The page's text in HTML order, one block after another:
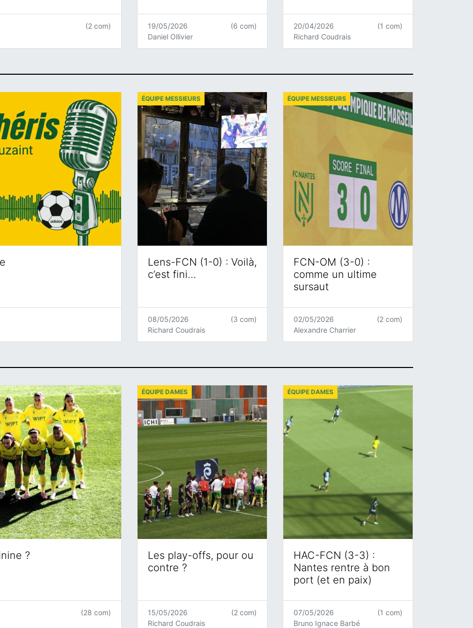
(2 com)
19/05/2026
Daniel Ollivier
(6 com)
20/04/2026
Richard Coudrais
(1 com)
Lens-FCN (1-0) : Voilà,
c’est fini…
ÉQUIPE MESSIEURS
08/05/2026
Richard Coudrais
(3 com)
FCN-OM (3-0) :
comme un ultime
sursaut
ÉQUIPE MESSIEURS
02/05/2026
Alexandre Charrier
(2 com)
?
(28 com)
Les play-offs, pour ou
contre ?
ÉQUIPE DAMES
15/05/2026
Richard Coudrais
(2 com)
HAC-FCN (3-3) :
Nantes rentre à bon
port (et en paix)
ÉQUIPE DAMES
07/05/2026
Bruno Ignace Barbé
(1 com)